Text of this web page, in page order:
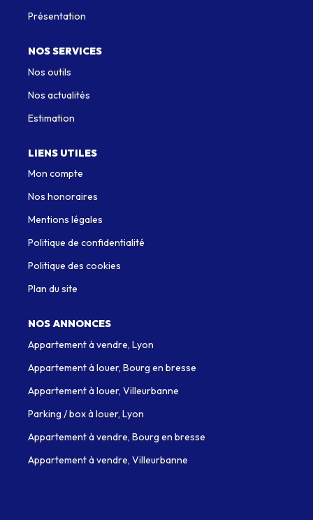
Présentation
NOS SERVICES
Nos outils
Nos actualités
Estimation
LIENS UTILES
Mon compte
Nos honoraires
Mentions légales
Politique de confidentialité
Politique des cookies
Plan du site
NOS ANNONCES
Appartement à vendre, Lyon
Appartement à louer, Bourg en bresse
Appartement à louer, Villeurbanne
Parking / box à louer, Lyon
Appartement à vendre, Bourg en bresse
Appartement à vendre, Villeurbanne